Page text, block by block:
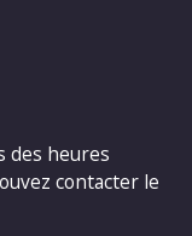
des heures
contacter le